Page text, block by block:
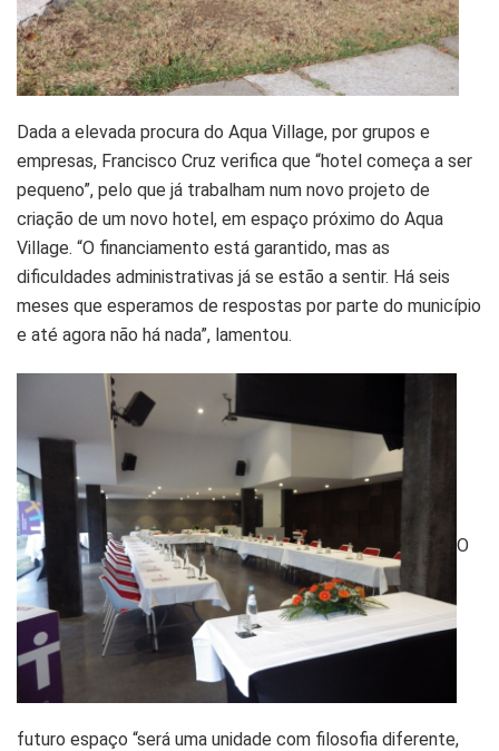
Dada a elevada procura do Aqua Village, por grupos e
empresas, Francisco Cruz verifica que “hotel começa a ser
pequeno”, pelo que já trabalham num novo projeto de
criação de um novo hotel, em espaço próximo do Aqua
Village. “O financiamento está garantido, mas as
dificuldades administrativas já se estão a sentir. Há seis
meses que esperamos de respostas por parte do município
e até agora não há nada”, lamentou.
O
futuro espaço “será uma unidade com filosofia diferente,